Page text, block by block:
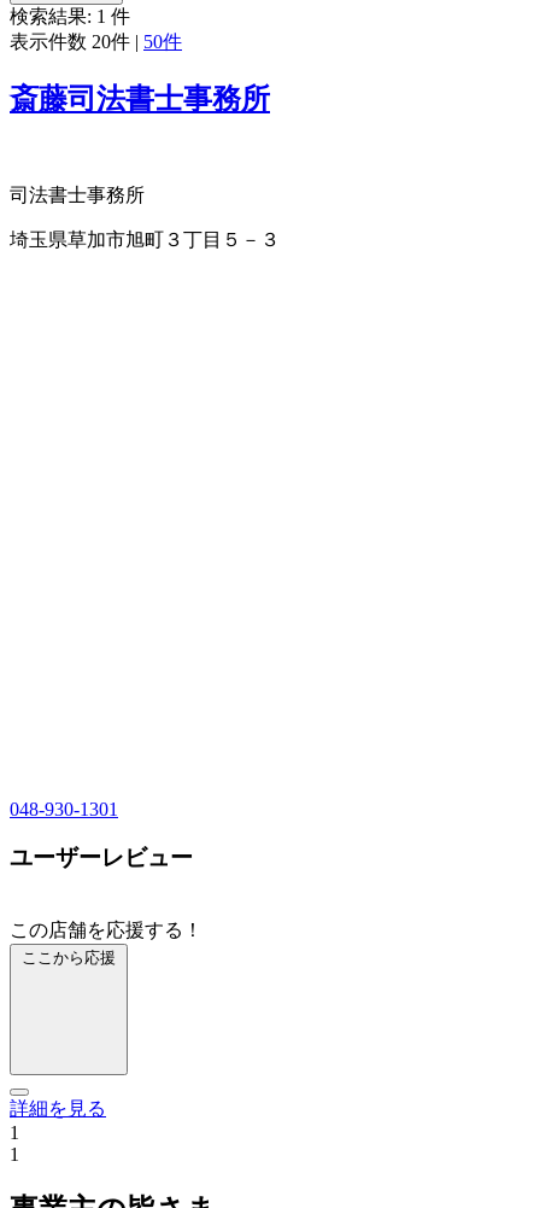
検索結果: 1 件
表示件数 20件 | 50件
斎藤司法書士事務所
司法書士事務所
埼玉県草加市旭町３丁目５－３
048-930-1301
ユーザーレビュー
この店舗を応援する！
ここから応援
詳細を見る
1
1